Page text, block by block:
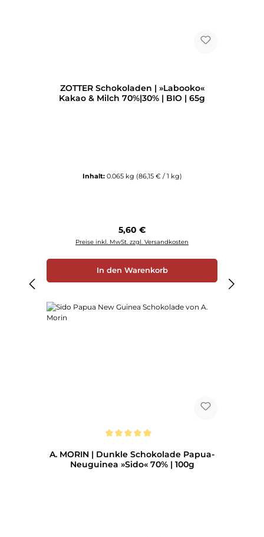
ZOTTER Schokoladen | »Labooko«
Kakao & Milch 70%|30% | BIO | 65g
Inhalt: 0.065 kg (86,15 € / 1 kg)
Regulärer Preis:
5,60 €
Preise inkl. MwSt. zzgl. Versandkosten
In den Warenkorb
A. MORIN | Dunkle Schokolade Papua-
Neuguinea »Sido« 70% | 100g